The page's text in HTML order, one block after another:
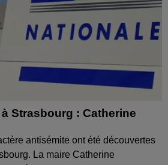
Strasbourg : Catherine
antisémite ont été découvertes
La maire Catherine